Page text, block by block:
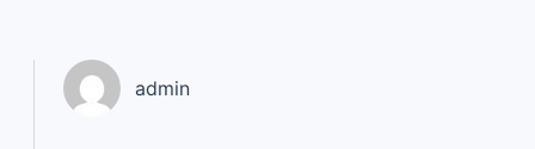
admin